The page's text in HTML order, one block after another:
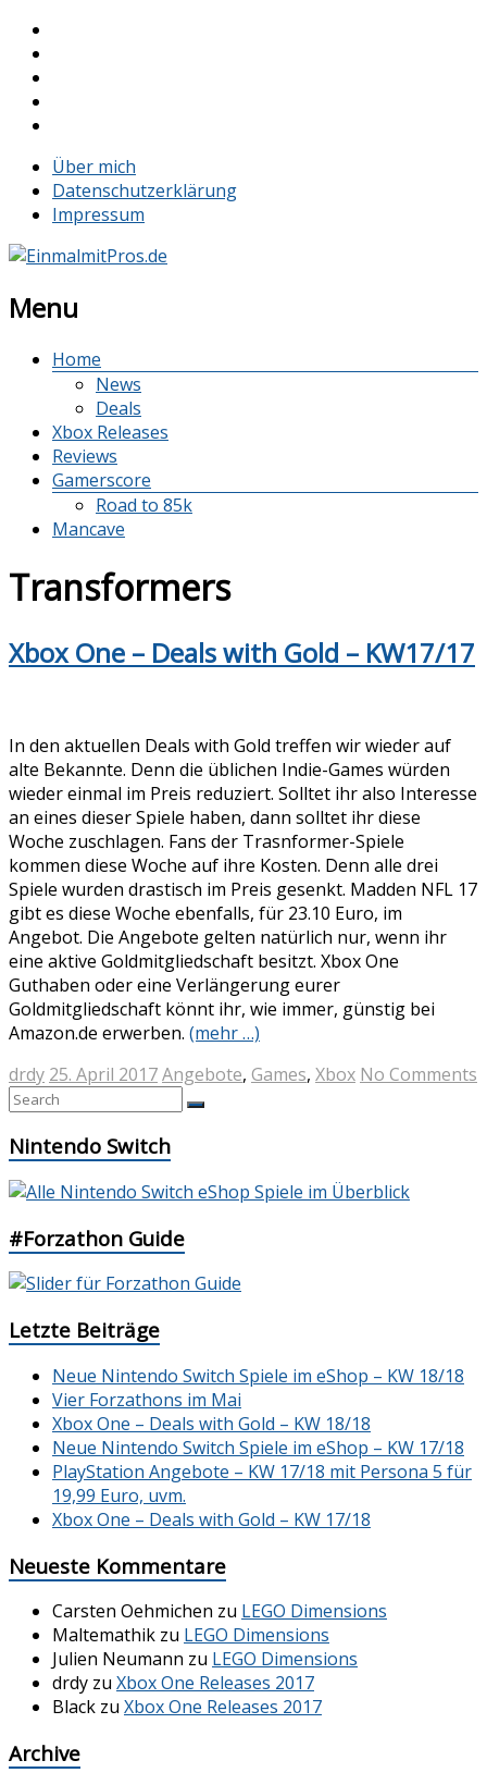
Über mich
Datenschutzerklärung
Impressum
Menu
Home
News
Deals
Xbox Releases
Reviews
Gamerscore
Road to 85k
Mancave
Transformers
Xbox One – Deals with Gold – KW17/17
In den aktuellen Deals with Gold treffen wir wieder auf
alte Bekannte. Denn die üblichen Indie-Games würden
wieder einmal im Preis reduziert. Solltet ihr also Interesse
an eines dieser Spiele haben, dann solltet ihr diese
Woche zuschlagen. Fans der Trasnformer-Spiele
kommen diese Woche auf ihre Kosten. Denn alle drei
Spiele wurden drastisch im Preis gesenkt. Madden NFL 17
gibt es diese Woche ebenfalls, für 23.10 Euro, im
Angebot. Die Angebote gelten natürlich nur, wenn ihr
eine aktive Goldmitgliedschaft besitzt. Xbox One
Guthaben oder eine Verlängerung eurer
Goldmitgliedschaft könnt ihr, wie immer, günstig bei
Amazon.de erwerben. (mehr …)
drdy 25. April 2017Angebote, Games, Xbox No Comments
Nintendo Switch
#Forzathon Guide
Letzte Beiträge
Neue Nintendo Switch Spiele im eShop – KW 18/18
Vier Forzathons im Mai
Xbox One – Deals with Gold – KW 18/18
Neue Nintendo Switch Spiele im eShop – KW 17/18
PlayStation Angebote – KW 17/18 mit Persona 5 für
19,99 Euro, uvm.
Xbox One – Deals with Gold – KW 17/18
Neueste Kommentare
Carsten Oehmichen zu LEGO Dimensions
Maltemathik zu LEGO Dimensions
Julien Neumann zu LEGO Dimensions
drdy zu Xbox One Releases 2017
Black zu Xbox One Releases 2017
Archive